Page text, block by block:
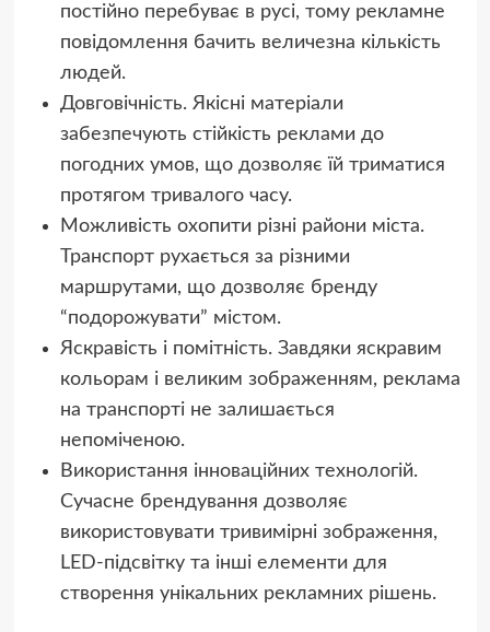
постійно перебуває в русі, тому рекламне
повідомлення бачить величезна кількість
людей.
Довговічність. Якісні матеріали
забезпечують стійкість реклами до
погодних умов, що дозволяє їй триматися
протягом тривалого часу.
Можливість охопити різні райони міста.
Транспорт рухається за різними
маршрутами, що дозволяє бренду
“подорожувати” містом.
Яскравість і помітність. Завдяки яскравим
кольорам і великим зображенням, реклама
на транспорті не залишається
непоміченою.
Використання інноваційних технологій.
Сучасне брендування дозволяє
використовувати тривимірні зображення,
LED-підсвітку та інші елементи для
створення унікальних рекламних рішень.